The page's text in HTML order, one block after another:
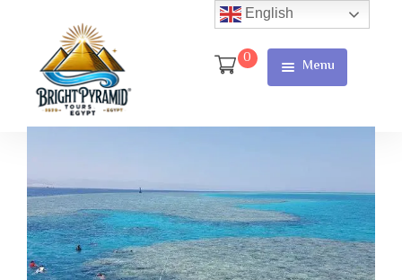
0 Menu
Page
Services
Tours
English